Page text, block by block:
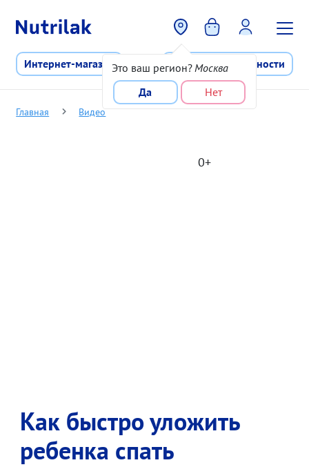
Это ваш регион? Москва
Да
Нет
Интернет-магазин Программа лояльности
Главная Видео
0+
Как быстро уложить
ребенка спать